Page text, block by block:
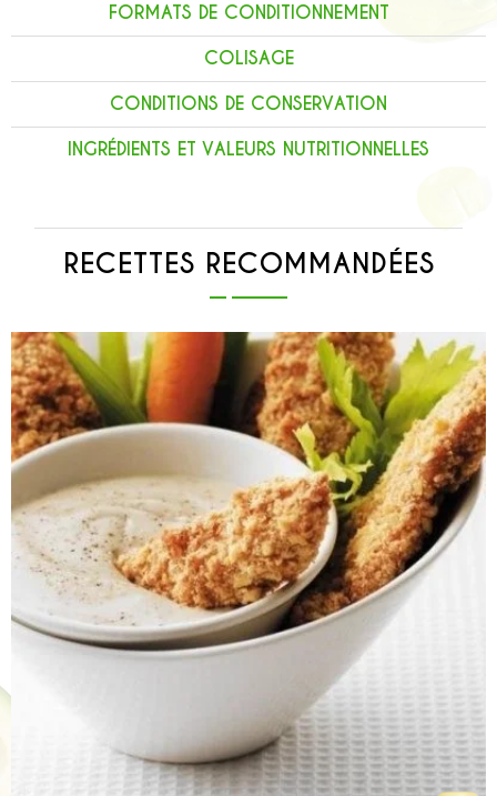
FORMATS DE CONDITIONNEMENT
COLISAGE
CONDITIONS DE CONSERVATION
INGRÉDIENTS ET VALEURS NUTRITIONNELLES
RECETTES RECOMMANDÉES